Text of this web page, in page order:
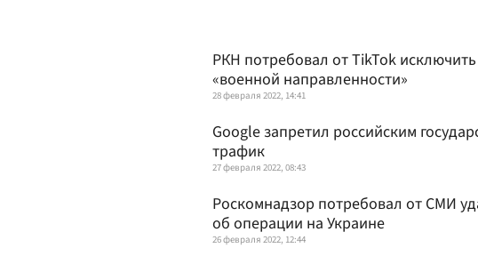
РКН потребовал от TikTok
«военной направленности»
28 февраля 2022, 14:41
Google запретил российским
трафик
27 февраля 2022, 08:43
Роскомнадзор потребовал от СМИ
об операции на Украине
26 февраля 2022, 12:44